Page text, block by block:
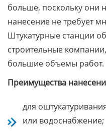
больше, поскольку они
нанесение не требует
Штукатурные станции
строительные
большие объемы работ.
Преимущества
для
или водоснабжение;